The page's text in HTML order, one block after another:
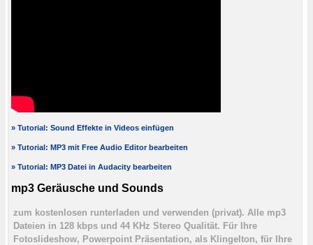
» Tutorial: Sound Effekte in Videos einfügen
» Tutorial: MP3 mit Free Audio Editor bearbeiten
» Tutorial: MP3 Datei in Audacity bearbeiten
mp3 Geräusche und Sounds
zum kostenlosen runterladen und verwenden (privat). Alle mp3
Dateien in 128 kbps und 44 KHz Stereo Qualität. Für Ihre
Fotoslideshow, Powerpoint Präsentation, als Klingelton, für Ihre